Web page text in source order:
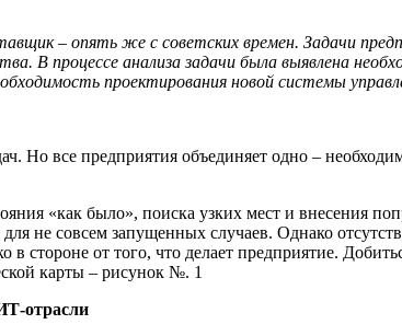
– опять же с советских времен. Задачи
В процессе анализа задачи была выявлена
проектирования новой системы
Но все предприятия объединяет одно –
«как было», поиска узких мест и внесения
не совсем запущенных случаев. Однако
в стороне от того, что делает предприятие.
карты – рисунок №. 1
отрасли